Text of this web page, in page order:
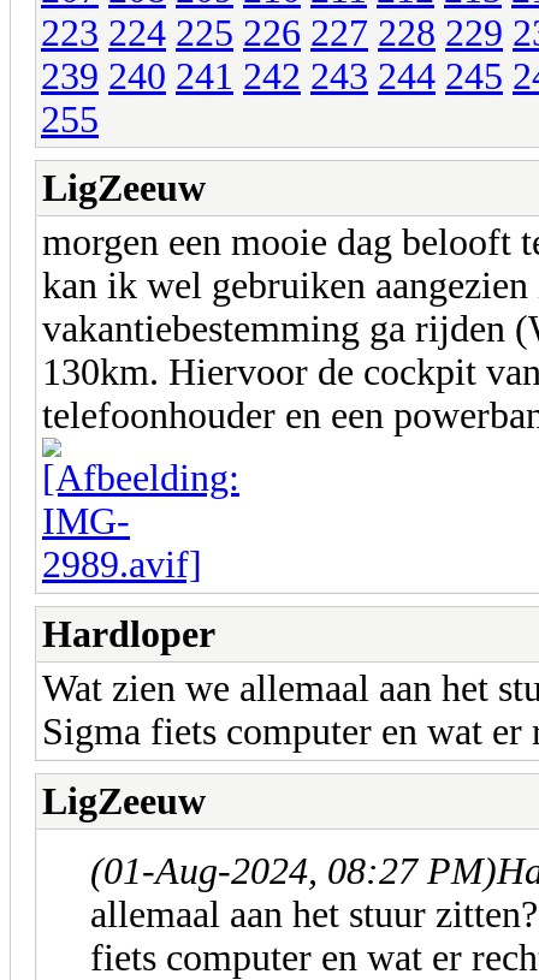
223 224 225 226 227 228 229
239 240 241 242 243 244 245
255
LigZeeuw
morgen een mooie dag belooft
kan ik wel gebruiken
vakantiebestemming ga rijden
130km. Hiervoor de cockpit
telefoonhouder en een
Hardloper
Wat zien we allemaal aan het
Sigma fiets computer en wat
LigZeeuw
(01-Aug-2024, 08:27 PM)
allemaal aan het stuur
fiets computer en wat er